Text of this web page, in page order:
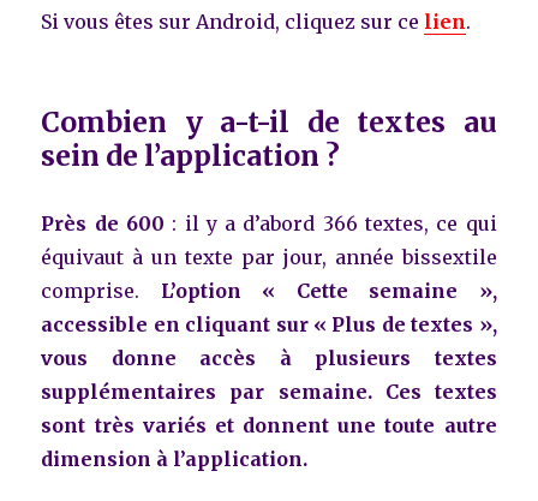
Si vous êtes sur Android, cliquez sur ce lien.
Combien y a-t-il de textes au
sein de l’application ?
Près de 600 : il y a d’abord 366 textes, ce qui
équivaut à un texte par jour, année bissextile
comprise. L’option « Cette semaine »,
accessible en cliquant sur « Plus de textes »,
vous donne accès à plusieurs textes
supplémentaires par semaine. Ces textes
sont très variés et donnent une toute autre
dimension à l’application.